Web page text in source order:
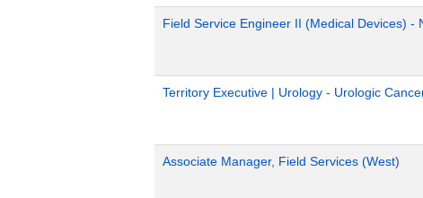
Field Service Engineer II (Medical Devices) -
Territory Executive | Urology - Urologic
Associate Manager, Field Services (West)